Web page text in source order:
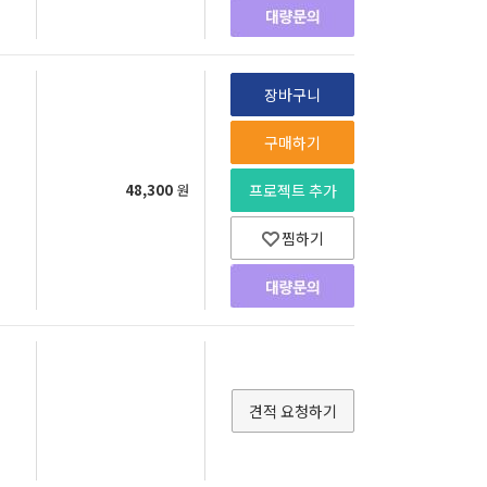
48,300 원
장바구니
구매하기
프로젝트 추가
찜하기
견적 요청하기